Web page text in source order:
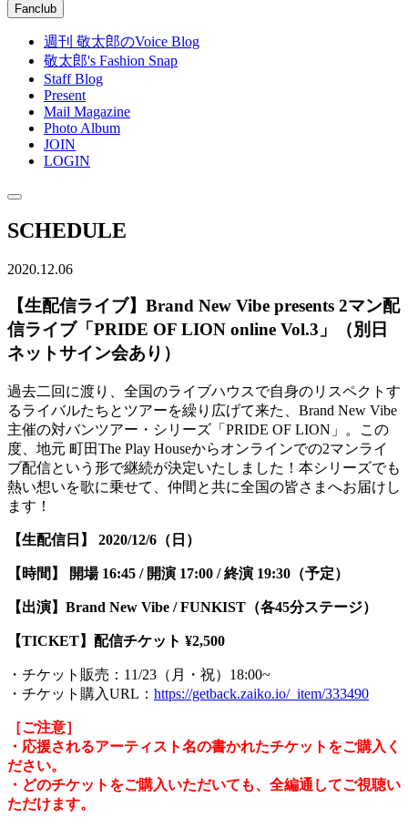
Fanclub
週刊 敬太郎のVoice Blog
敬太郎's Fashion Snap
Staff Blog
Present
Mail Magazine
Photo Album
JOIN
LOGIN
SCHEDULE
2020.12.06
【生配信ライブ】Brand New Vibe presents 2マン配
信ライブ「PRIDE OF LION online Vol.3」（別日
ネットサイン会あり）
過去二回に渡り、全国のライブハウスで自身のリスペクトす
るライバルたちとツアーを繰り広げて来た、Brand New Vibe
主催の対バンツアー・シリーズ「PRIDE OF LION」。この
度、地元 町田The Play Houseからオンラインでの2マンライ
ブ配信という形で継続が決定いたしました！本シリーズでも
熱い想いを歌に乗せて、仲間と共に全国の皆さまへお届けし
ます！
【生配信日】 2020/12/6（日）
【時間】 開場 16:45 / 開演 17:00 / 終演 19:30（予定）
【出演】Brand New Vibe / FUNKIST（各45分ステージ）
【TICKET】配信チケット ¥2,500
・チケット販売：11/23（月・祝）18:00~
・チケット購入URL： https://getback.zaiko.io/_item/333490
［ご注意］
・応援されるアーティスト名の書かれたチケットをご購入く
ださい。
・どのチケットをご購入いただいても、全編通してご視聴い
ただけます。